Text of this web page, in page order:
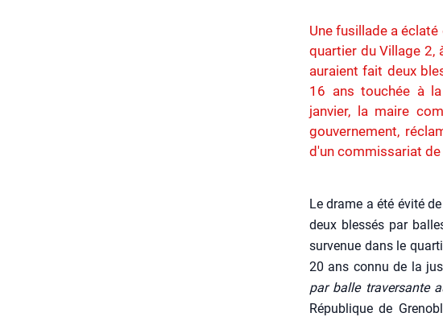
Une fusillade a
quartier du Village 2,
auraient fait deux
16 ans touchée à
janvier, la maire
gouvernement,
d'un commissariat de
Le drame a été évi­té
deux bles­sés par
sur­ve­nue dans le
20 ans connu de la
par balle tra­ver­sante
Répu­blique de